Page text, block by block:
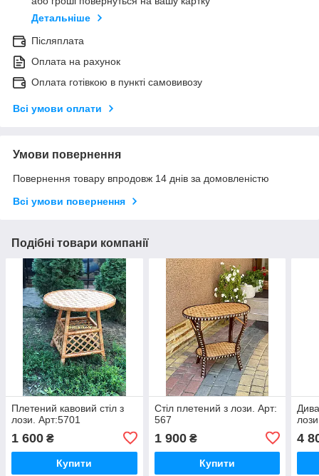
Детальніше
Післяплата
Оплата на рахунок
Оплата готівкою в пункті самовивозу
Всі умови оплати
Умови повернення
Повернення товару впродовж 14 днів за домовленістю
Всі умови повернення
Подібні товари компанії
Плетений кавовий стіл з
лози. Арт:5701
1 600 ₴
Купити
Стіл плетений з лози. Арт:
567
1 900₴
Купити
4